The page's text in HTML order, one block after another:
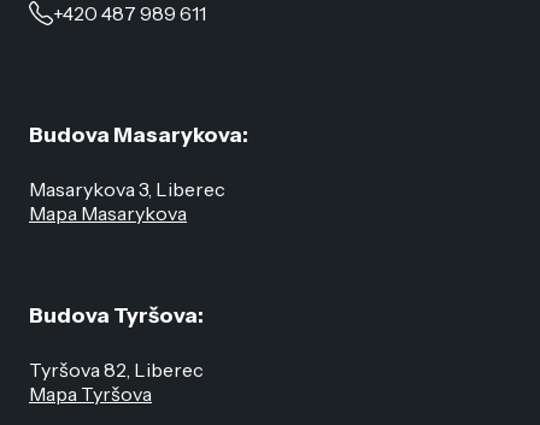
+420 487 989 611
Budova Masarykova:
Masarykova 3, Liberec
Mapa Masarykova
Budova Tyršova:
Tyršova 82, Liberec
Mapa Tyršova